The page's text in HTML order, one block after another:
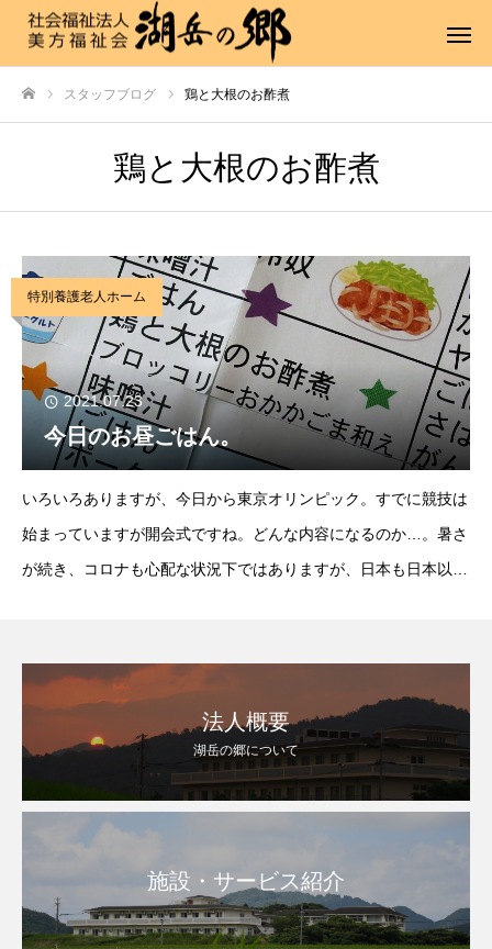
スタッフブログ 鶏と大根のお酢煮
鶏と大根のお酢煮
特別養護老人ホーム
2021.07.23
今日のお昼ごはん。
いろいろありますが、今日から東京オリンピック。すでに競技は
始まっていますが開会式ですね。どんな内容になるのか…。暑さ
が続き、コロナも心配な状況下ではありますが、日本も日本以外
法人概要
湖岳の郷について
施設・サービス紹介